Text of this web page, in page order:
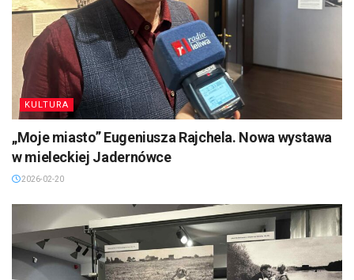
KULTURA
„Moje miasto” Eugeniusza Rajchela. Nowa wystawa
w mieleckiej Jadernówce
2026-02-20